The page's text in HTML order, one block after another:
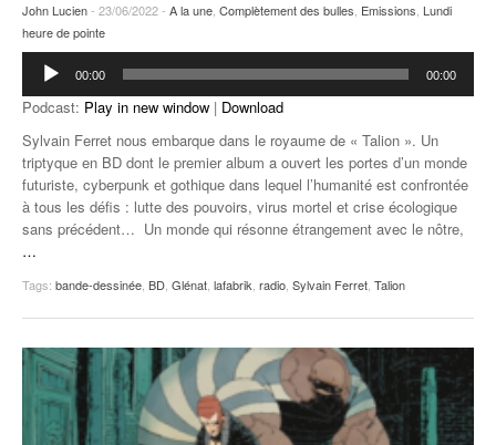
John Lucien- 23/06/2022 - A la une, Complètement des bulles, Emissions, Lundi
heure de pointe
Lecteur
audio
00:00 00:00
Podcast: Play in new window | Download
Sylvain Ferret nous embarque dans le royaume de « Talion ». Un
triptyque en BD dont le premier album a ouvert les portes d’un monde
futuriste, cyberpunk et gothique dans lequel l’humanité est confrontée
à tous les défis : lutte des pouvoirs, virus mortel et crise écologique
sans précédent… Un monde qui résonne étrangement avec le nôtre,
…
Tags: bande-dessinée, BD, Glénat, lafabrik, radio, Sylvain Ferret, Talion